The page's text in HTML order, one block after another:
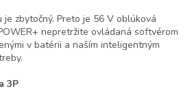
zbytočný. Preto je 56 V oblúková
nepretržite ovládaná softvérom
v batérii a naším inteligentným
3P